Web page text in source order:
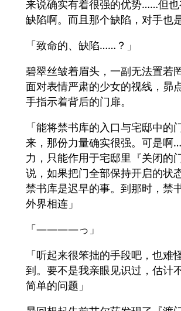
来说确实有着很强的优势……但
缺陷啊。而且那个缺陷，对手也
「致命的、缺陷……？」
碧翠丝皱着眉头，一副无法置若
面对表情严肃的少女的视线，昴
手指示着背后的门扉。
「能将禁书库的入口与宅邸中的
来，那份力量确实很强。可是啊
力，只能作用于宅邸里『关闭的
说，如果把门全部保持开启的状
禁书库是迟早的事。到那时，禁
外界相连」
「――――っ」
「听起来很笨拙的手段吧，也难
到。要不是我亲眼见识过，估计
简单的问题」